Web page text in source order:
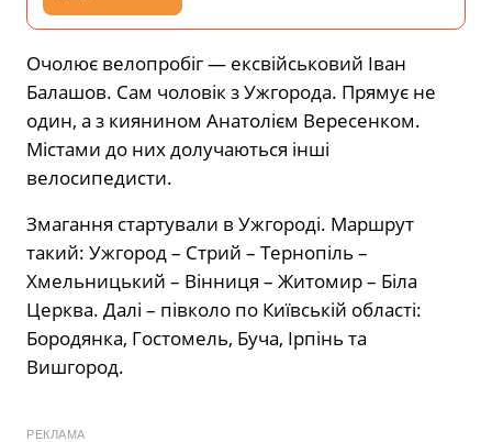
Очолює велопробіг — ексвійськовий Іван
Балашов. Сам чоловік з Ужгорода. Прямує не
один, а з киянином Анатолієм Вересенком.
Містами до них долучаються інші
велосипедисти.
Змагання стартували в Ужгороді. Маршрут
такий: Ужгород – Стрий – Тернопіль –
Хмельницький – Вінниця – Житомир – Біла
Церква. Далі – півколо по Київській області:
Бородянка, Гостомель, Буча, Ірпінь та
Вишгород.
РЕКЛАМА